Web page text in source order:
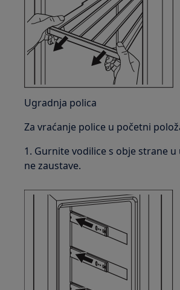
Ugradnja polica
Za vraćanje police u početni
1. Gurnite vodilice s obje strane
ne zaustave.